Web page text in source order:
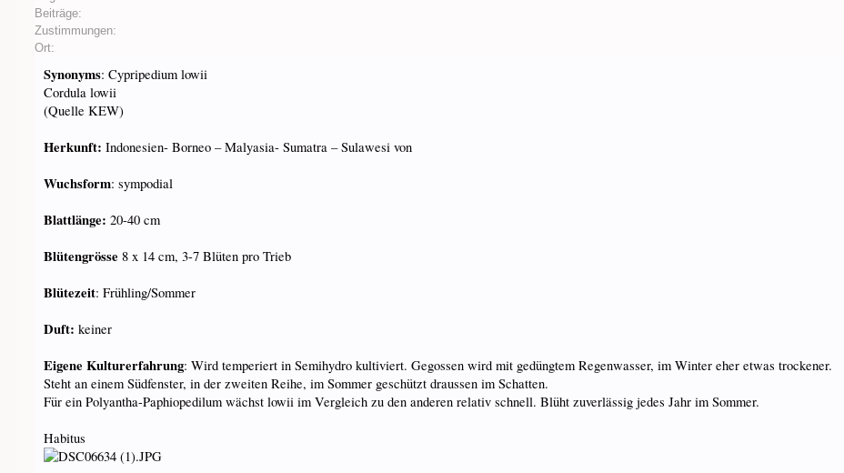
Beiträge:
Zustimmungen:
Ort:
Synonyms: Cypripedium lowii
Cordula lowii
(Quelle KEW)
Herkunft:Indonesien- Borneo – Malyasia- Sumatra – Sulawesi von
Wuchsform: sympodial
Blattlänge:20-40 cm
Blütengrösse8 x 14 cm, 3-7 Blüten pro Trieb
Blütezeit: Frühling/Sommer
Duft:keiner
Eigene Kulturerfahrung: Wird temperiert in Semihydro kultiviert. Gegossen wird mit gedüngtem Regenwasser, im Winter eher etwas trockener.
Steht an einem Südfenster, in der zweiten Reihe, im Sommer geschützt draussen im Schatten.
Für ein Polyantha-Paphiopedilum wächst lowii im Vergleich zu den anderen relativ schnell. Blüht zuverlässig jedes Jahr im Sommer.
Habitus